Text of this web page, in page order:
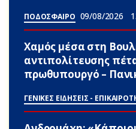
ΠΟΔΟΣΦΑΙΡΟ 09/08/2026
Χαμός μέσα στη
αντιπολίτευσης
πρωθυπουργό –
ΓΕΝΙΚΕΣ ΕΙΔΗΣΕΙΣ -